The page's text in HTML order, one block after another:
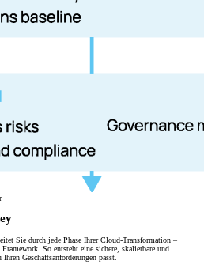
Sie durch jede Phase Ihrer Cloud-Transformation –
So entsteht eine sichere, skalierbare und
Geschäftsanforderungen passt.